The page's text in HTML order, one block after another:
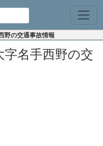
野の交通事故情報
字名手西野の交